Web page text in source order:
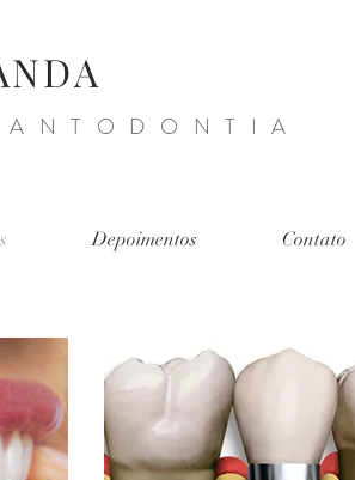
Depoimentos Contato